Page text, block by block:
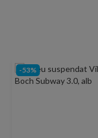
-53%